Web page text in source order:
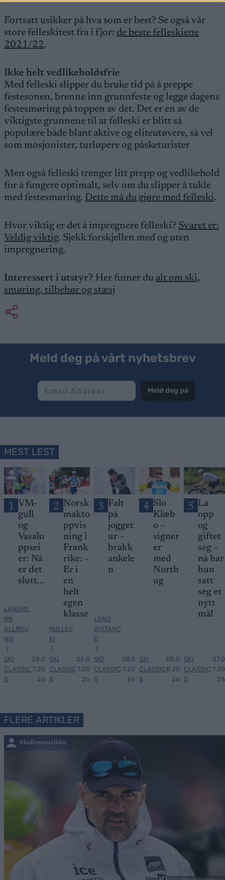
Fortsatt usikker på hva som er best? Se også vår
store felleskitest fra i fjor: de beste felleskiene
2021/22.
Ikke helt vedlikeholdsfrie
Med felleski slipper du bruke tid på å preppe
festesonen, brenne inn grunnfeste og legge dagens
festesmøring på toppen av det. Det er en av de
viktigste grunnene til at felleski er blitt så
populære både blant aktive og eliteutøvere, så vel
som mosjonister, turløpere og påsketurister
Men også felleski trenger litt prepp og vedlikehold
for å fungere optimalt, selv om du slipper å tukle
med festesmøring. Dette må du gjøre med felleski.
Hvor viktig er det å impregnere felleski? Svaret er:
Veldig viktig. Sjekk forskjellen med og uten
impregnering.
Interessert i utstyr? Her finner du alt om ski,
smøring, tilbehør og stæsj
Meld deg på vårt nyhetsbrev
Meld deg på
MEST LEST
1 VM-
gull
og
Vasalo
ppsei
er: Nå
er det
slutt...
LANGRE
NN
ALLROU
ND
SKI
CLASSIC
S
28.0
7.20
26
2 Norsk
makto
ppvis
ning i
Frank
rike: –
Er i
en
helt
egen
klasse
RULLES
KI
SKI
CLASSIC
S
26.0
7.20
26
3 Falt
på
jogget
ur –
brakk
ankele
n
LONG
DISTANC
E
SKI
CLASSIC
S
08.0
7.20
26
4 Slo
Klæb
o –
signer
er
med
North
ug
SKI
CLASSIC
S
05.0
8.20
26
5 La
opp
og
giftet
seg –
nå har
hun
satt
seg et
nytt
mål
SKI
CLASSIC
S
27.0
7.20
26
FLERE ARTIKLER
Medlemsartikler